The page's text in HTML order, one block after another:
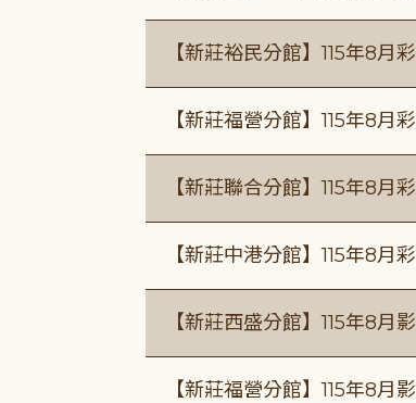
【新莊裕民分館】115年8月
【新莊福營分館】115年8月
【新莊聯合分館】115年8月
【新莊中港分館】115年8月
【新莊西盛分館】115年8月
【新莊福營分館】115年8月